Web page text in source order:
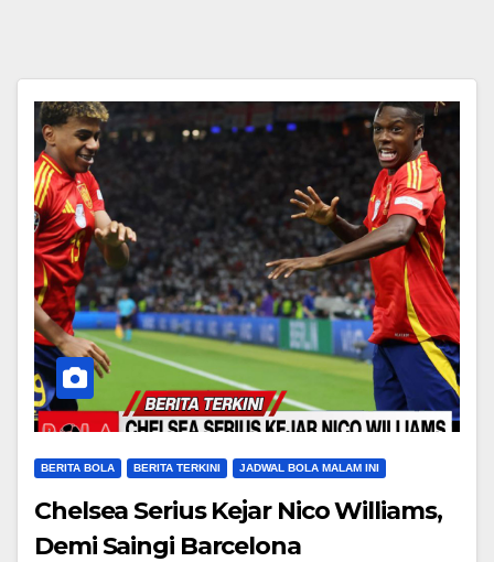
BERITA BOLA BERITA TERKINI JADWAL BOLA MALAM INI
Chelsea Serius Kejar Nico Williams,
Demi Saingi Barcelona